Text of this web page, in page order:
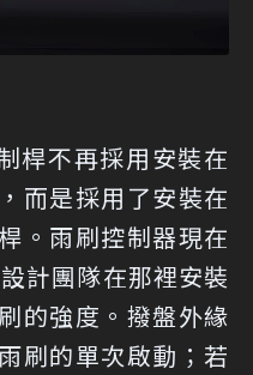
桿不再採用安裝在
而是採用了安裝在
。雨刷控制器現在
計團隊在那裡安裝
的強度。撥盤外緣
刷的單次啟動；若